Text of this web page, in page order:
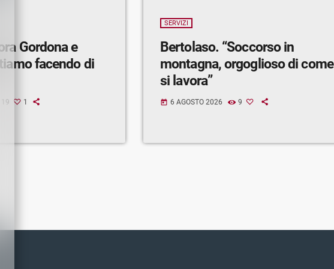
Gordona e
facendo di
19 1
SERVIZI
Bertolaso. “Soccorso in
montagna, orgoglioso di come
si lavora”
today 6 AGOSTO 2026 9